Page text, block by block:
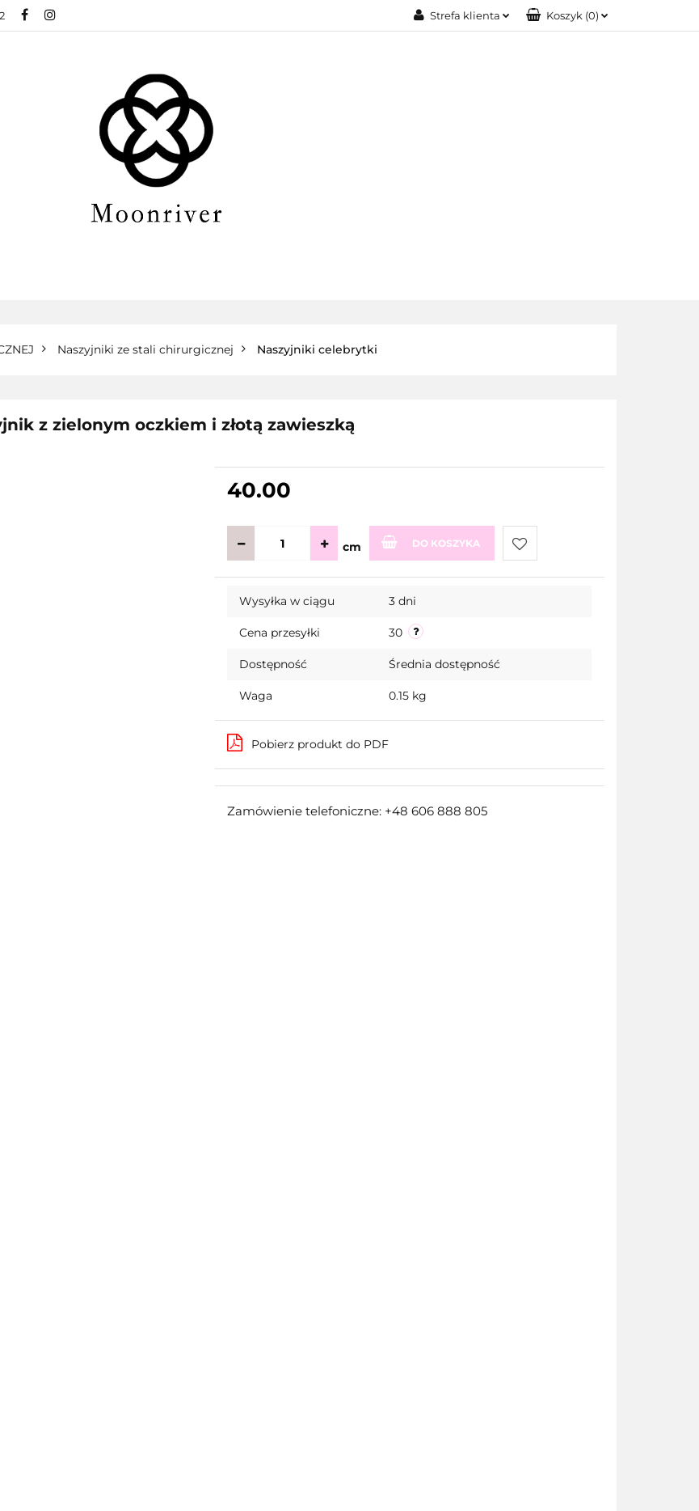
Strefa klienta Koszyk (0)
Naszyjniki ze stali chirurgicznej Naszyjniki celebrytki
z zielonym oczkiem i złotą zawieszką
40.00
cm DO KOSZYKA
Do
Wysyłka w ciągu 3 dni
Cena przesyłki 30
Dostępność Średnia dostępność
Waga 0.15 kg
Pobierz produkt do PDF
Zamówienie telefoniczne: +48 606 888 805